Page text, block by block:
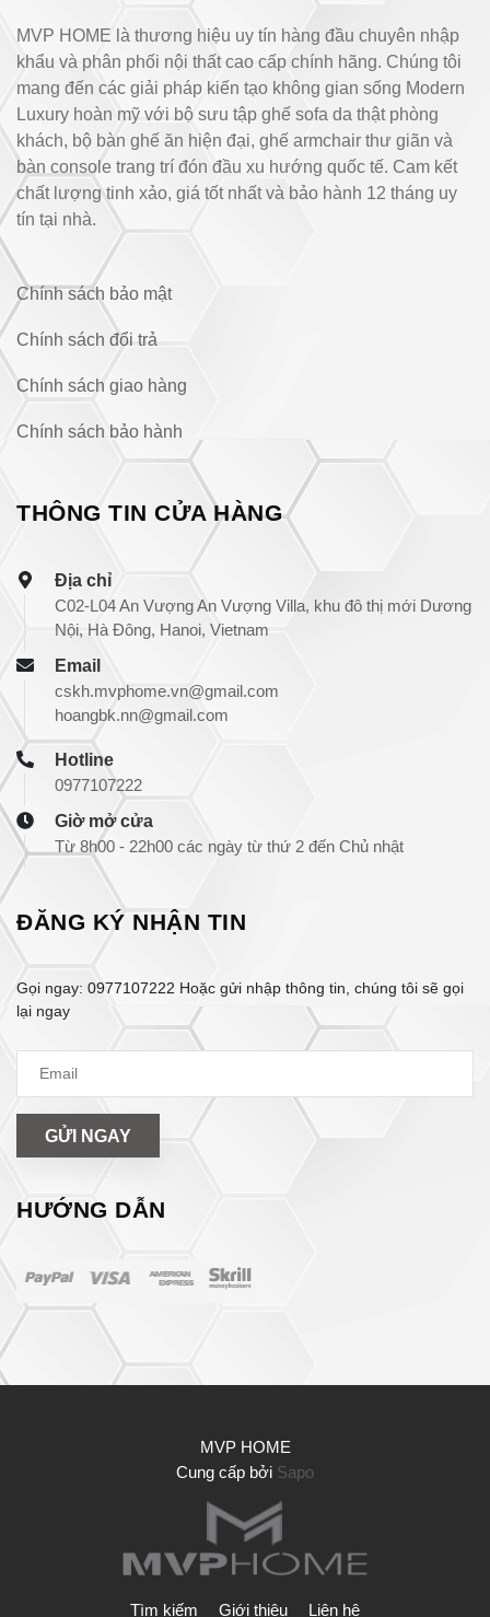
MVP HOME là thương hiệu uy tín hàng đầu chuyên nhập
khẩu và phân phối nội thất cao cấp chính hãng. Chúng tôi
mang đến các giải pháp kiến tạo không gian sống Modern
Luxury hoàn mỹ với bộ sưu tập ghế sofa da thật phòng
khách, bộ bàn ghế ăn hiện đại, ghế armchair thư giãn và
bàn console trang trí đón đầu xu hướng quốc tế. Cam kết
chất lượng tinh xảo, giá tốt nhất và bảo hành 12 tháng uy
tín tại nhà.
Chính sách bảo mật
Chính sách đổi trả
Chính sách giao hàng
Chính sách bảo hành
THÔNG TIN CỬA HÀNG
Địa chỉ
C02-L04 An Vượng An Vượng Villa, khu đô thị mới Dương
Nội, Hà Đông, Hanoi, Vietnam
Email
cskh.mvphome.vn@gmail.com
hoangbk.nn@gmail.com
Hotline
0977107222
Giờ mở cửa
Từ 8h00 - 22h00 các ngày từ thứ 2 đến Chủ nhật
ĐĂNG KÝ NHẬN TIN
Gọi ngay: 0977107222 Hoặc gửi nhập thông tin, chúng tôi sẽ gọi
lại ngay
GỬI NGAY
HƯỚNG DẪN
MVP HOME
Cung cấp bởi Sapo
Tìm kiếm Giới thiệu Liên hệ